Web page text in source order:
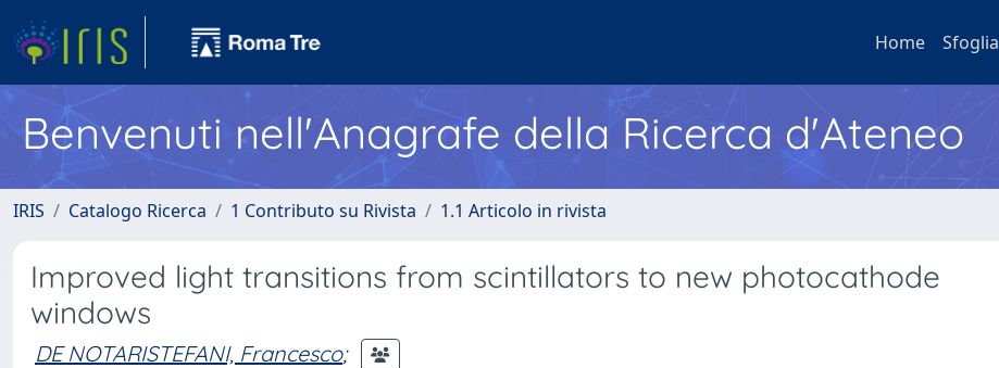
Home Sfoglia
Benvenuti nell'Anagrafe della Ricerca d'Ateneo
IRIS Catalogo Ricerca 1 Contributo su Rivista 1.1 Articolo in rivista
Improved light transitions from scintillators to new photocathode
windows
DE NOTARISTEFANI, Francesco;